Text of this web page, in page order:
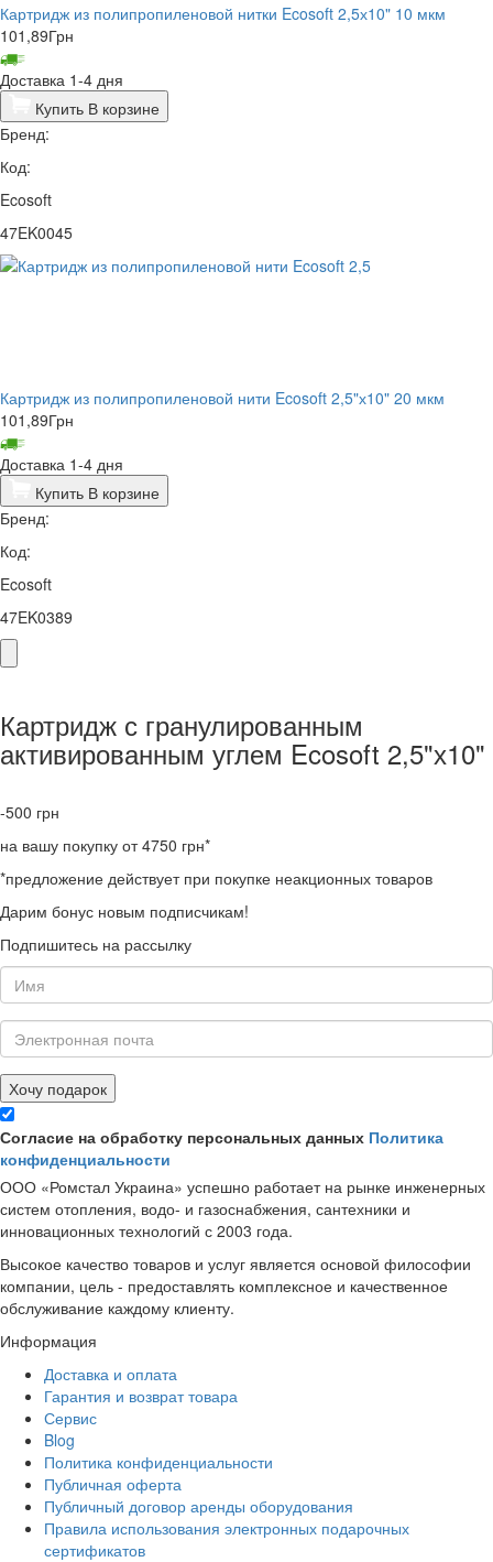
Картридж из полипропиленовой нитки Ecosoft 2,5х10" 10 мкм
101,89Грн
Доставка 1-4 дня
Купить В корзине
Бренд:
Код:
Ecosoft
47EK0045
Картридж из полипропиленовой нити Ecosoft 2,5"х10" 20 мкм
101,89Грн
Доставка 1-4 дня
Купить В корзине
Бренд:
Код:
Ecosoft
47EK0389
Картридж с гранулированным
активированным углем Ecosoft 2,5"х10"
-500 грн
на вашу покупку от 4750 грн*
*предложение действует при покупке неакционных товаров
Дарим бонус новым подписчикам!
Подпишитесь на рассылку
Хочу подарок
Согласие на обработку персональных данных Политика
конфиденциальности
ООО «Ромстал Украина» успешно работает на рынке инженерных
систем отопления, водо- и газоснабжения, сантехники и
инновационных технологий с 2003 года.
Высокое качество товаров и услуг является основой философии
компании, цель - предоставлять комплексное и качественное
обслуживание каждому клиенту.
Информация
Доставка и оплата
Гарантия и возврат товара
Сервис
Blog
Политика конфиденциальности
Публичная оферта
Публичный договор аренды оборудования
Правила использования электронных подарочных
сертификатов